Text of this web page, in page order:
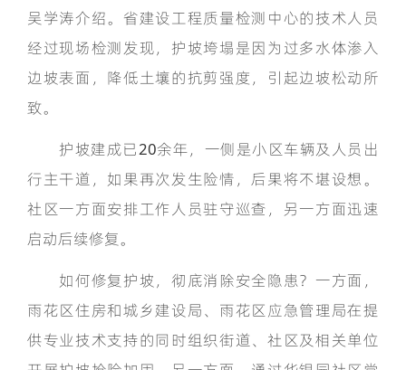
吴学涛介绍。省建设工程质量检测中心的技术人员
经过现场检测发现，护坡垮塌是因为过多水体渗入
边坡表面，降低土壤的抗剪强度，引起边坡松动所
致。
护坡建成已20余年，一侧是小区车辆及人员出
行主干道，如果再次发生险情，后果将不堪设想。
社区一方面安排工作人员驻守巡查，另一方面迅速
启动后续修复。
如何修复护坡，彻底消除安全隐患？一方面，
雨花区住房和城乡建设局、雨花区应急管理局在提
供专业技术支持的同时组织街道、社区及相关单位